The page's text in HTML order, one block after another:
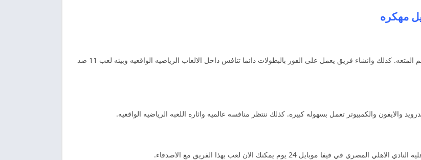
فيفا لعبه كره قدم مجانيه تدعم الاندرويد والايفون الانضمام الى عالم المتعه. كذلك وانشاء فريق يعمل على الفوز بالبطولات دائما تنافس داخل الالعاب الرياضيه الواقعيه وبيئه لعب 11 ضد
والايفون والكمبيوتر تعمل بسهوله كبيره. كذلك ننتظر منافسه عالميه واثاره اللعبه الرياضيه الواقعيه.
موبايل 24 يوم يمكنك الان لعب بهذا الفريق مع الاصدقاء.